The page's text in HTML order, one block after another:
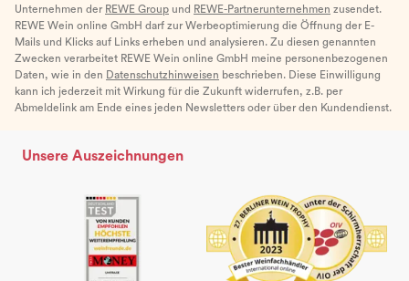
Unternehmen der REWE Group und REWE-Partnerunternehmen zusendet.
REWE Wein online GmbH darf zur Werbeoptimierung die Öffnung der E-
Mails und Klicks auf Links erheben und analysieren. Zu diesen genannten
Zwecken verarbeitet REWE Wein online GmbH meine personenbezogenen
Daten, wie in den Datenschutzhinweisen beschrieben. Diese Einwilligung
kann ich jederzeit mit Wirkung für die Zukunft widerrufen, z.B. per
Abmeldelink am Ende eines jeden Newsletters oder über den Kundendienst.
Unsere Auszeichnungen